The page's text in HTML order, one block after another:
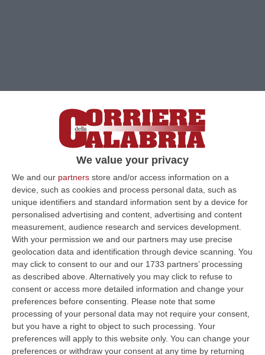
We value your privacy
We and our partners store and/or access information on a
device, such as cookies and process personal data, such as
unique identifiers and standard information sent by a device for
personalised advertising and content, advertising and content
measurement, audience research and services development.
With your permission we and our partners may use precise
geolocation data and identification through device scanning. You
may click to consent to our and our 1733 partners’ processing
as described above. Alternatively you may click to refuse to
consent or access more detailed information and change your
preferences before consenting. Please note that some
processing of your personal data may not require your consent,
but you have a right to object to such processing. Your
preferences will apply to this website only. You can change your
preferences or withdraw your consent at any time by returning
Clicca e segui “Corriere della Calabria” su Google News
Si fa sempre più drammatica la situazione
nella città assediata di Mariupol, dove le
forze ucraine sono ormai allo stremo ed i
russi hanno rafforzato gli attacchi. Ma
“Mariupol non è ancora caduta perche’ i